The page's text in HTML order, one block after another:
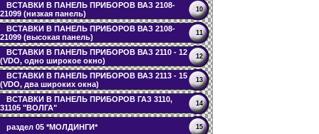
ВСТАВКИ В ПАНЕЛЬ ПРИБОРОВ ВАЗ 2108-
21099 (низкая панель)
10
ВСТАВКИ В ПАНЕЛЬ ПРИБОРОВ ВАЗ 2108-
21099 (высокая панель)
11
ВСТАВКИ В ПАНЕЛЬ ПРИБОРОВ ВАЗ 2110 - 12
(VDO, одно широкое окно)
12
ВСТАВКИ В ПАНЕЛЬ ПРИБОРОВ ВАЗ 2113 - 15
(VDO, два широких окна)
13
ВСТАВКИ В ПАНЕЛЬ ПРИБОРОВ ГАЗ 3110,
31105 "ВОЛГА"
14
раздел 05 *МОЛДИНГИ* 15